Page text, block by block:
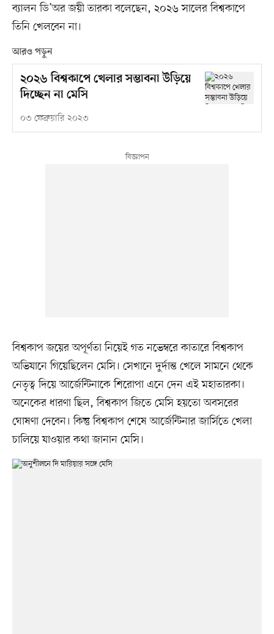
ব্যালন ডি’অর জয়ী তারকা বলেছেন, ২০২৬ সালের বিশ্বকাপে
তিনি খেলবেন না।
আরও পড়ুন
২০২৬ বিশ্বকাপে খেলার সম্ভাবনা উড়িয়ে
দিচ্ছেন না মেসি
০৩ ফেব্রুয়ারি ২০২৩
বিশ্বকাপ জয়ের অপূর্ণতা নিয়েই গত নভেম্বরে কাতারে বিশ্বকাপ
অভিযানে গিয়েছিলেন মেসি। সেখানে দুর্দান্ত খেলে সামনে থেকে
নেতৃত্ব দিয়ে আর্জেন্টিনাকে শিরোপা এনে দেন এই মহাতারকা।
অনেকের ধারণা ছিল, বিশ্বকাপ জিতে মেসি হয়তো অবসরের
ঘোষণা দেবেন। কিন্তু বিশ্বকাপ শেষে আর্জেন্টিনার জার্সিতে খেলা
চালিয়ে যাওয়ার কথা জানান মেসি।